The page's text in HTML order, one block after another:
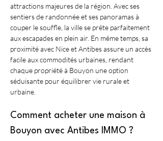
attractions majeures de la région. Avec ses
sentiers de randonnée et ses panoramas à
couper le souffle, la ville se prête parfaitement
aux escapades en plein air. En même temps, sa
proximité avec Nice et Antibes assure un accès
facile aux commodités urbaines, rendant
chaque propriété à Bouyon une option
séduisante pour équilibrer vie rurale et
urbaine.
Comment acheter une maison à
Bouyon avec Antibes IMMO ?